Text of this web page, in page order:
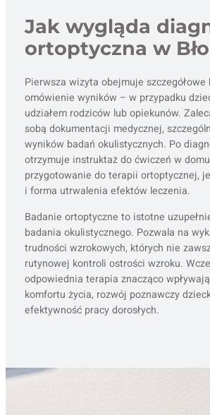
Jak wygląda
ortoptyczna w
Pierwsza wizyta obejmuje szczegółowe
omówienie wyników – w przypadku
udziałem rodziców lub opiekunów.
sobą dokumentacji medycznej,
wyników badań okulistycznych. Po
otrzymuje instruktaż do ćwiczeń w
przygotowanie do terapii ortoptycznej,
i forma utrwalenia efektów leczenia.
Badanie ortoptyczne to istotne
badania okulistycznego. Pozwala na
trudności wzrokowych, których nie
rutynowej kontroli ostrości wzroku.
odpowiednia terapia znacząco
komfortu życia, rozwój poznawczy
efektywność pracy dorosłych.